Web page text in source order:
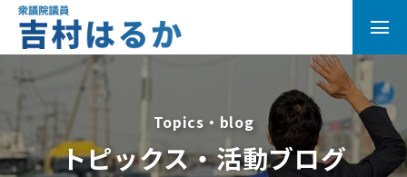
Topics・blog
トピックス・活動ブログ